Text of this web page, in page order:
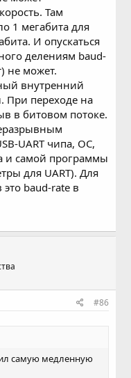
Там
1 мегабита для
И опускаться
делениям baud-
не может.
внутренний
При переходе на
в битовом потоке.
UART чипа, ОС,
и самой программы
для UART). Для
baud-rate в
#86
самую медленную